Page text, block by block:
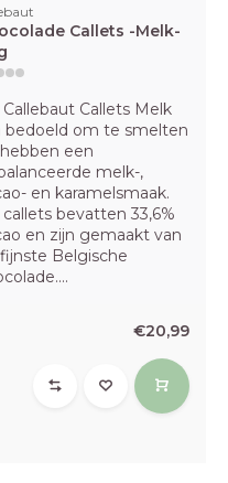
Callets -Melk-
Callebaut Callets Melk
bedoeld om te smelten
een
melk-,
en karamelsmaak.
callets bevatten 33,6%
en zijn gemaakt van
Belgische
€20,99